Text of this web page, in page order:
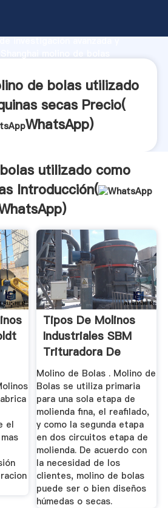
investigación avanzada y
a todos los clientes.
de bolas utilizado
secas Precio(
WhatsApp)
utilizado como
Introducción(
)
el
Tipos De Molinos
Industriales SBM
Trituradora De
Piedra ...
Molino de Bolas . Molino de
Bolas se utiliza primaria
para una sola etapa de
molienda fina, el reafilado,
y como la segunda etapa
en dos circuitos etapa de
molienda. De acuerdo con
la necesidad de los
clientes, molino de bolas
puede ser o bien diseños
húmedas o secas.